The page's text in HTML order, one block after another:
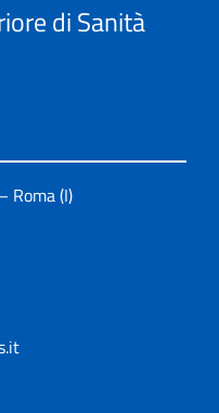
di Sanità
Roma (I)